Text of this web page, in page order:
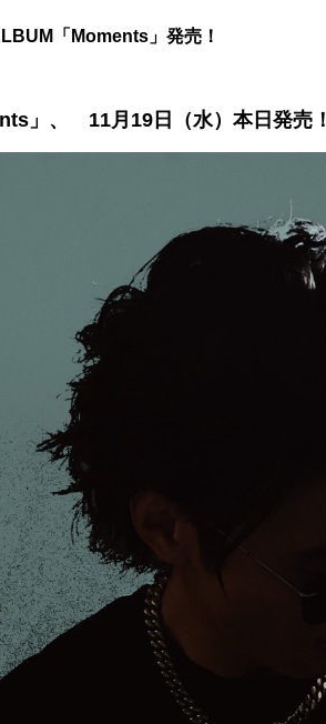
「Moments」発売！
」、 11月19日（水）本日発売！